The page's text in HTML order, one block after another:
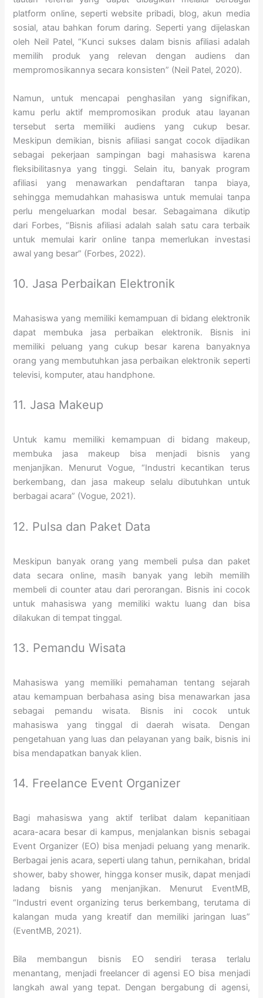
platform online, seperti website pribadi, blog, akun media
sosial, atau bahkan forum daring. Seperti yang dijelaskan
oleh Neil Patel, “Kunci sukses dalam bisnis afiliasi adalah
memilih produk yang relevan dengan audiens dan
mempromosikannya secara konsisten” (Neil Patel, 2020).
Namun, untuk mencapai penghasilan yang signifikan,
kamu perlu aktif mempromosikan produk atau layanan
tersebut serta memiliki audiens yang cukup besar.
Meskipun demikian, bisnis afiliasi sangat cocok dijadikan
sebagai pekerjaan sampingan bagi mahasiswa karena
fleksibilitasnya yang tinggi. Selain itu, banyak program
afiliasi yang menawarkan pendaftaran tanpa biaya,
sehingga memudahkan mahasiswa untuk memulai tanpa
perlu mengeluarkan modal besar. Sebagaimana dikutip
dari Forbes, “Bisnis afiliasi adalah salah satu cara terbaik
untuk memulai karir online tanpa memerlukan investasi
awal yang besar” (Forbes, 2022).
10. Jasa Perbaikan Elektronik
Mahasiswa yang memiliki kemampuan di bidang elektronik
dapat membuka jasa perbaikan elektronik. Bisnis ini
memiliki peluang yang cukup besar karena banyaknya
orang yang membutuhkan jasa perbaikan elektronik seperti
televisi, komputer, atau handphone.
11. Jasa Makeup
Untuk kamu memiliki kemampuan di bidang makeup,
membuka jasa makeup bisa menjadi bisnis yang
menjanjikan. Menurut Vogue, “Industri kecantikan terus
berkembang, dan jasa makeup selalu dibutuhkan untuk
berbagai acara” (Vogue, 2021).
12. Pulsa dan Paket Data
Meskipun banyak orang yang membeli pulsa dan paket
data secara online, masih banyak yang lebih memilih
membeli di counter atau dari perorangan. Bisnis ini cocok
untuk mahasiswa yang memiliki waktu luang dan bisa
dilakukan di tempat tinggal.
13. Pemandu Wisata
Mahasiswa yang memiliki pemahaman tentang sejarah
atau kemampuan berbahasa asing bisa menawarkan jasa
sebagai pemandu wisata. Bisnis ini cocok untuk
mahasiswa yang tinggal di daerah wisata. Dengan
pengetahuan yang luas dan pelayanan yang baik, bisnis ini
bisa mendapatkan banyak klien.
14. Freelance Event Organizer
Bagi mahasiswa yang aktif terlibat dalam kepanitiaan
acara-acara besar di kampus, menjalankan bisnis sebagai
Event Organizer (EO) bisa menjadi peluang yang menarik.
Berbagai jenis acara, seperti ulang tahun, pernikahan, bridal
shower, baby shower, hingga konser musik, dapat menjadi
ladang bisnis yang menjanjikan. Menurut EventMB,
“Industri event organizing terus berkembang, terutama di
kalangan muda yang kreatif dan memiliki jaringan luas”
(EventMB, 2021).
Bila membangun bisnis EO sendiri terasa terlalu
menantang, menjadi freelancer di agensi EO bisa menjadi
langkah awal yang tepat. Dengan bergabung di agensi,